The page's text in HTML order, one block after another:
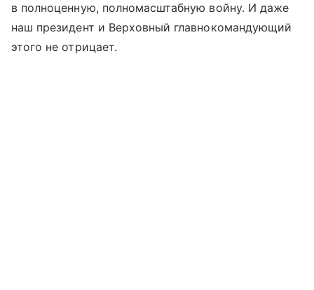
в полноценную, полномасштабную войну. И даже
наш президент и Верховный главнокомандующий
этого не отрицает.